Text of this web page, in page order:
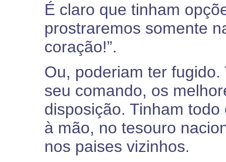
É claro que tinham
prostraremos somente
coração!”.
Ou, poderiam ter
seu comando, os
disposição. Tinham
à mão, no tesouro
nos paises vizinhos.